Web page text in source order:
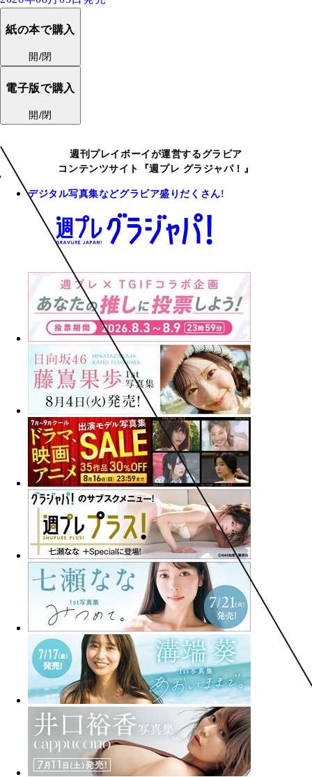
紙の本で購入
開/閉
電子版で購入
開/閉
週刊プレイボーイが運営するグラビア
コンテンツサイト『週プレ グラジャパ！』
デジタル写真集などグラビア盛りだくさん!